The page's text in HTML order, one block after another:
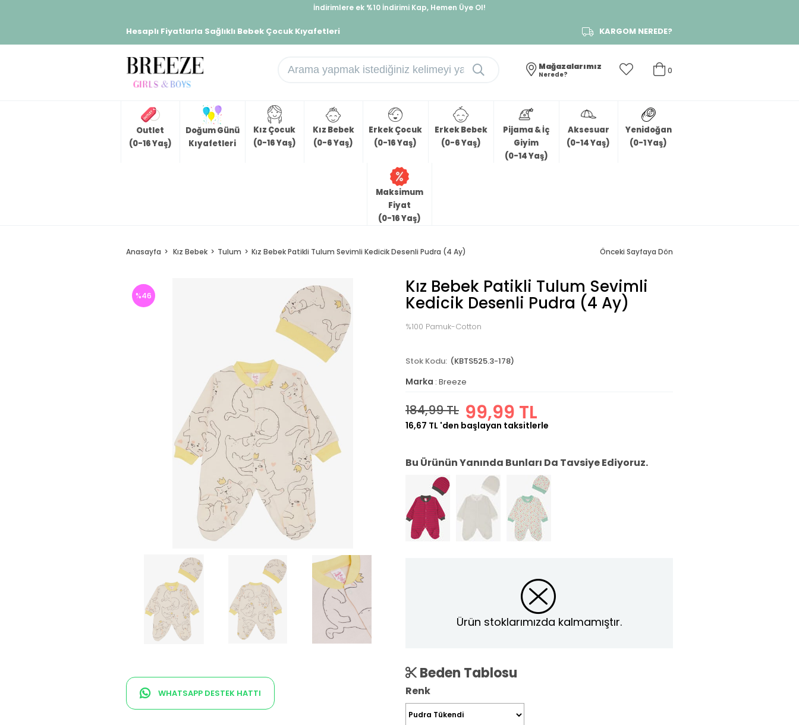
İndirimlere ek %10 İndirimi Kap, Hemen Üye Ol!
Hesaplı Fiyatlarla Sağlıklı Bebek Çocuk Kıyafetleri KARGOM NEREDE?
0
Mağazalarımız
Nerede?
Outlet
(0-16 Yaş)
Doğum Günü
Kıyafetleri
Kız Çocuk
(0-16 Yaş)
Kız Bebek
(0-6 Yaş)
Erkek Çocuk
(0-16 Yaş)
Erkek Bebek
(0-6 Yaş)
Pijama & İç
Giyim
(0-14 Yaş)
Aksesuar
(0-14 Yaş)
Yenidoğan
(0-1 Yaş)
Maksimum
Fiyat
(0-16 Yaş)
Anasayfa Kız Bebek Tulum Kız Bebek Patikli Tulum Sevimli Kedicik Desenli Pudra (4 Ay) Önceki Sayfaya Dön
%46
WHATSAPP DESTEK HATTI
Kız Bebek Patikli Tulum Sevimli
Kedicik Desenli Pudra (4 Ay)
%100 Pamuk-Cotton
(KBTS525.3-178)
Marka : Breeze
184,99 TL 99,99 TL
16,67 TL 'den başlayan taksitlerle
Bu Ürünün Yanında Bunları Da Tavsiye Ediyoruz.
Ürün stoklarımızda kalmamıştır.
Beden Tablosu
Renk